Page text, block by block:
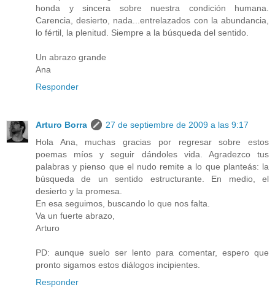
honda y sincera sobre nuestra condición humana.
Carencia, desierto, nada...entrelazados con la abundancia,
lo fértil, la plenitud. Siempre a la búsqueda del sentido.
Un abrazo grande
Ana
Responder
Arturo Borra
27 de septiembre de 2009 a las 9:17
Hola Ana, muchas gracias por regresar sobre estos
poemas míos y seguir dándoles vida. Agradezco tus
palabras y pienso que el nudo remite a lo que planteás: la
búsqueda de un sentido estructurante. En medio, el
desierto y la promesa.
En esa seguimos, buscando lo que nos falta.
Va un fuerte abrazo,
Arturo
PD: aunque suelo ser lento para comentar, espero que
pronto sigamos estos diálogos incipientes.
Responder